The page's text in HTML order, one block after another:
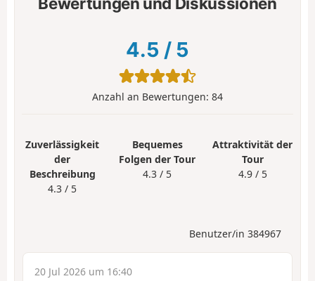
4.5 / 5
Anzahl an Bewertungen: 84
Zuverlässigkeit
der
Beschreibung
4.3 / 5
Bequemes
Folgen der Tour
4.3 / 5
Attraktivität der
Tour
4.9 / 5
Benutzer/in 384967
20 Jul 2026 um 16:40